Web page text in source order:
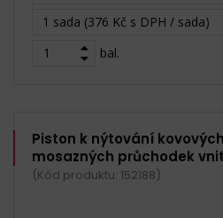
1 sada (376 Kč s DPH / sada)
bal.
Piston k nýtování
mosazných průchodek
(Kód produktu: 152188)